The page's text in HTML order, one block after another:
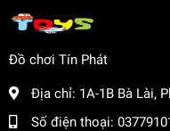
Đồ chơi Tín Phát
Địa chỉ: 1A-1B Bà Lài,
Số điện thoại: